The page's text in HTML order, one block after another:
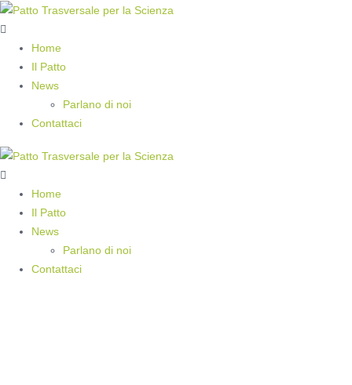
Home
Il Patto
News
Parlano di noi
Contattaci
Home
Il Patto
News
Parlano di noi
Contattaci